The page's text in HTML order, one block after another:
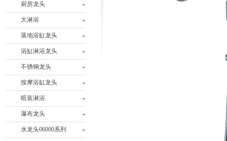
厨房龙头
大淋浴
落地浴缸龙头
浴缸淋浴龙头
不锈钢龙头
按摩浴缸龙头
暗装淋浴
瀑布龙头
水龙头06000系列